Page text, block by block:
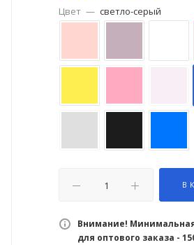
Цвет — светло-серый
В
Внимание!
для оптового заказа -